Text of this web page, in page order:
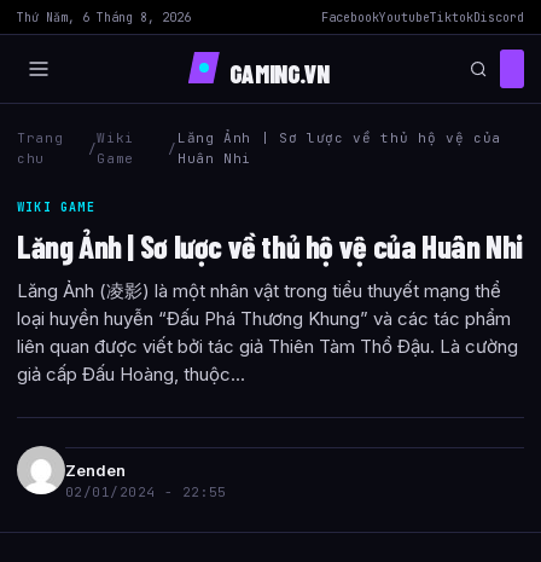
Thứ Năm, 6 Tháng 8, 2026 FacebookYoutubeTiktokDiscord
GAMING.VN
Trang
chu
/
Wiki
Game
/
Lăng Ảnh | Sơ lược về thủ hộ vệ của
Huân Nhi
WIKI GAME
Lăng Ảnh | Sơ lược về thủ hộ vệ của Huân Nhi
Lăng Ảnh (凌影) là một nhân vật trong tiểu thuyết mạng thể
loại huyền huyễn “Đấu Phá Thương Khung” và các tác phẩm
liên quan được viết bởi tác giả Thiên Tàm Thổ Đậu. Là cường
giả cấp Đấu Hoàng, thuộc...
Zenden
02/01/2024 - 22:55